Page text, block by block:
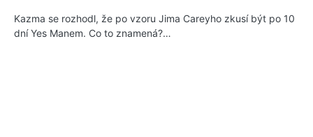
Kazma se rozhodl, že po vzoru Jima Careyho zkusí být po 10
dní Yes Manem. Co to znamená?…